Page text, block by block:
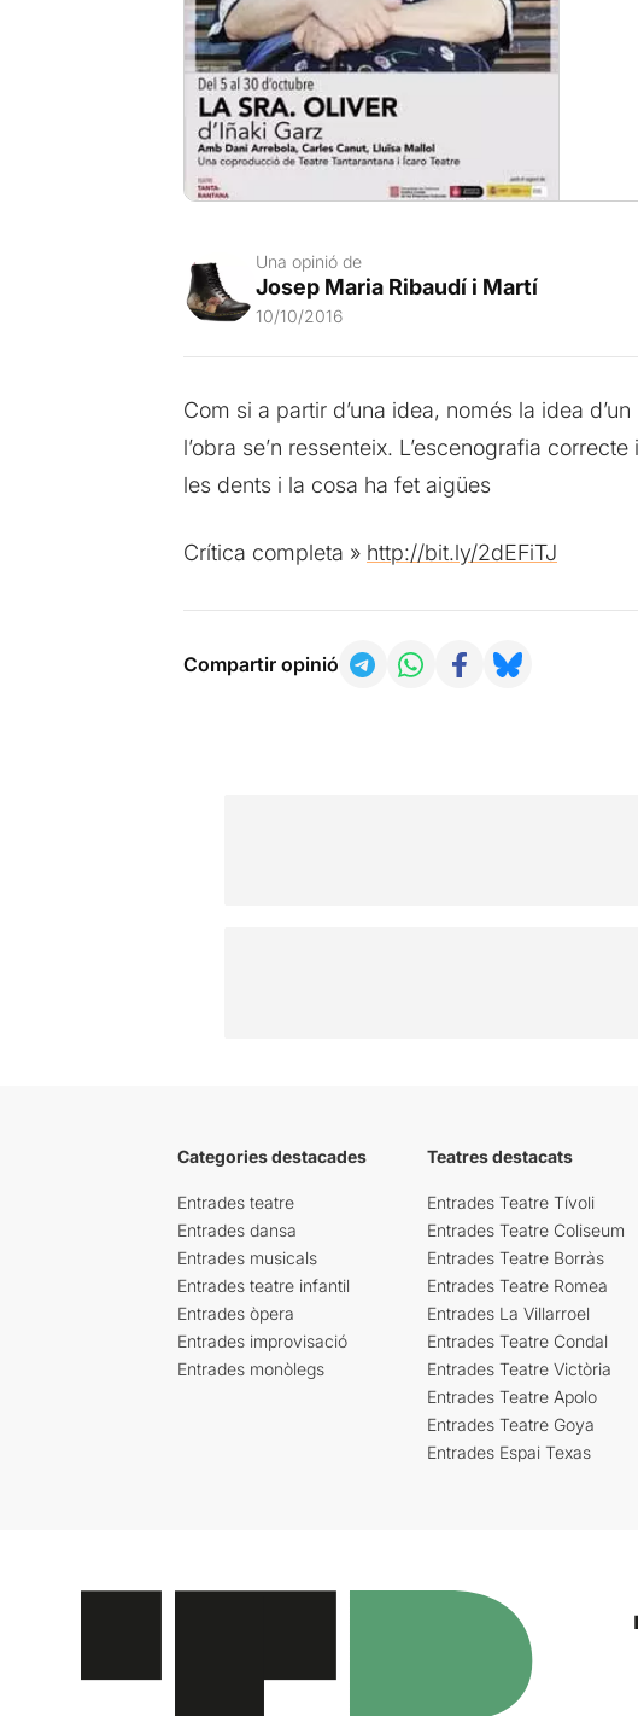
Una opinió de
Josep Maria Ribaudí i Martí
10/10/2016
Com si a partir d’una idea, només la idea
l’obra se’n ressenteix. L’escenografia
les dents i la cosa ha fet aigües
Crítica completa » http://bit.ly/2dEFiTJ
Compartir opinió
Categories destacades
Entrades teatre
Entrades dansa
Entrades musicals
Entrades teatre infantil
Entrades òpera
Entrades improvisació
Entrades monòlegs
Teatres destacats
Entrades Teatre Tívoli
Entrades Teatre Coliseum
Entrades Teatre Borràs
Entrades Teatre Romea
Entrades La Villarroel
Entrades Teatre Condal
Entrades Teatre Victòria
Entrades Teatre Apolo
Entrades Teatre Goya
Entrades Espai Texas